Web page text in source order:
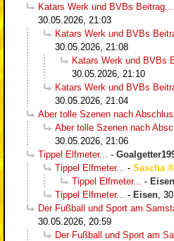
Katars Werk und BVBs Beitrag...
30.05.2026, 21:03
Katars Werk und BVBs
30.05.2026, 21:08
Katars Werk und BVBs
30.05.2026, 21:10
Katars Werk und BVBs
30.05.2026, 21:04
Aber tolle Szenen nach
Aber tolle Szenen nach
30.05.2026, 21:06
Tippel Elfmeter...
-
Tippel Elfmeter...
- Sascha
Tippel Elfmeter...
- Eisen
Tippel Elfmeter...
- Eisen
Der Fußball und Sport am
30.05.2026, 20:59
Der Fußball und Sport am